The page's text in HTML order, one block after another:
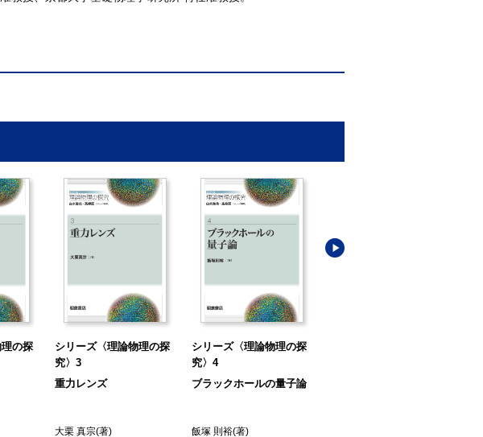
ント・エントロピー
子もつれ
ス
の探
シリーズ〈理論物理の探
究〉3
重力レンズ
大栗 真宗(著)
シリーズ〈理論物理の探
究〉4
ブラックホールの量子論
飯塚 則裕(著)